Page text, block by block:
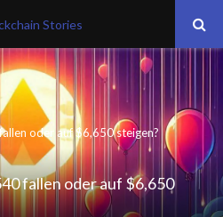
oder auf $6,650 steigen?
fallen oder auf $6,650